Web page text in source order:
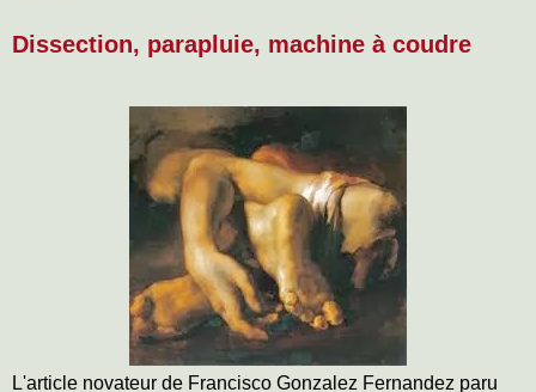
Dissection, parapluie, machine à coudre
L'article novateur de Francisco Gonzalez Fernandez paru